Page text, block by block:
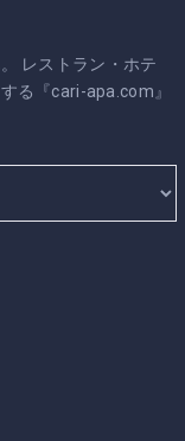
レストラン・ホテ
る『cari-apa.com』